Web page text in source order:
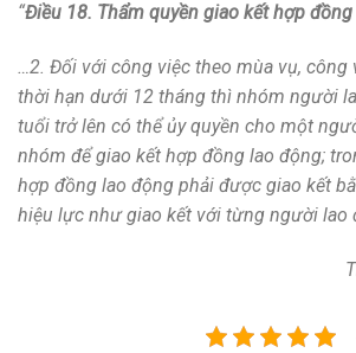
“Điều 18. Thẩm quyền giao kết hợp
…2. Đối với công việc theo mùa vụ, công
thời hạn dưới 12 tháng thì nhóm người
tuổi trở lên có thể ủy quyền cho một
nhóm để giao kết hợp đồng lao động;
hợp đồng lao động phải được giao kết
hiệu lực như giao kết với từng người lao